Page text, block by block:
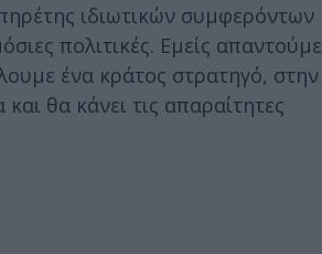
ιδιωτικών συμφερόντων
πολιτικές. Εμείς απαντούμε
ένα κράτος στρατηγό, στην
θα κάνει τις απαραίτητες